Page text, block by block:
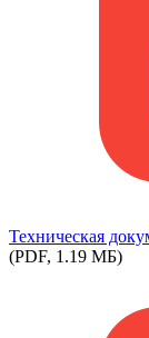
Техническая
(PDF, 1.19 МБ)